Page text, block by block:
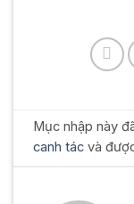
Mục nhập này
canh tác và